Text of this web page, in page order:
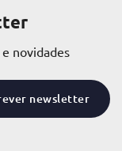
novidades
newsletter